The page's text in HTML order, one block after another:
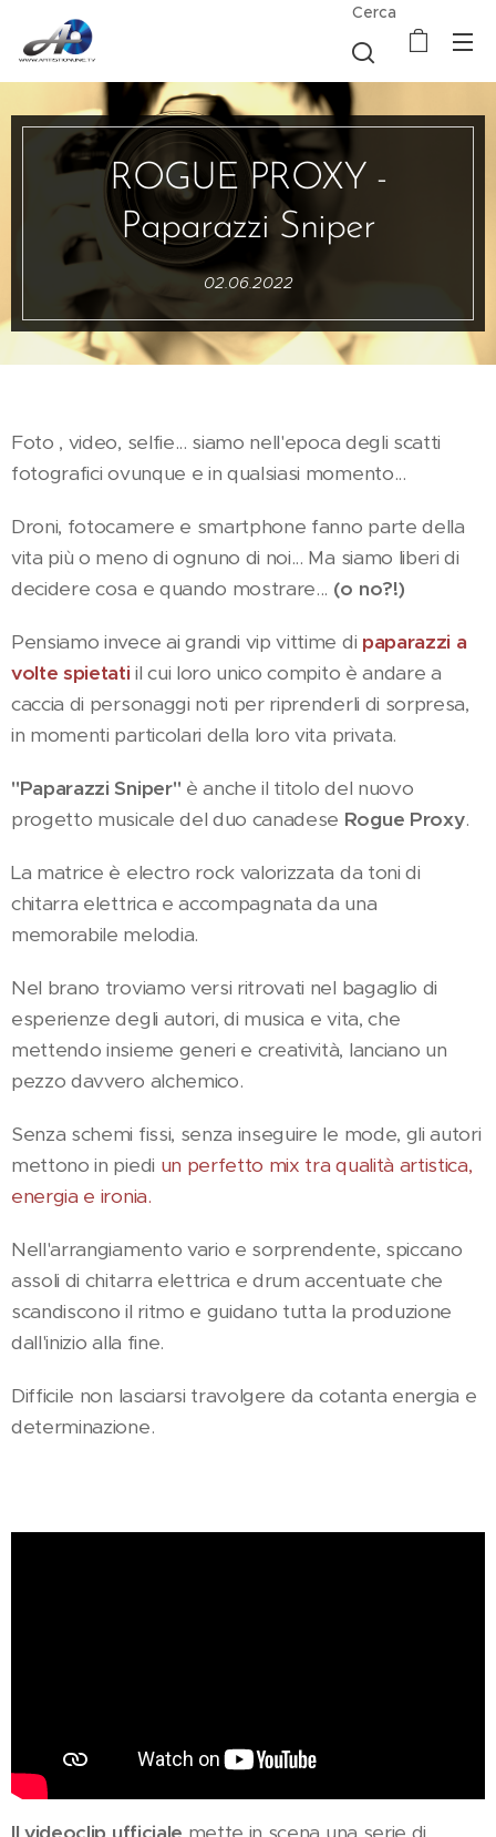
Cerca
ROGUE PROXY -
Paparazzi Sniper
02.06.2022
Foto , video, selfie... siamo nell'epoca degli scatti
fotografici ovunque e in qualsiasi momento...
Droni, fotocamere e smartphone fanno parte della
vita più o meno di ognuno di noi... Ma siamo liberi di
decidere cosa e quando mostrare... (o no?!)
Pensiamo invece ai grandi vip vittime di paparazzi a
volte spietati il cui loro unico compito è andare a
caccia di personaggi noti per riprenderli di sorpresa,
in momenti particolari della loro vita privata.
"Paparazzi Sniper" è anche il titolo del nuovo
progetto musicale del duo canadese Rogue Proxy.
La matrice è electro rock valorizzata da toni di
chitarra elettrica e accompagnata da una
memorabile melodia.
Nel brano troviamo versi ritrovati nel bagaglio di
esperienze degli autori, di musica e vita, che
mettendo insieme generi e creatività, lanciano un
pezzo davvero alchemico.
Senza schemi fissi, senza inseguire le mode, gli autori
mettono in piedi un perfetto mix tra qualità artistica,
energia e ironia.
Nell'arrangiamento vario e sorprendente, spiccano
assoli di chitarra elettrica e drum accentuate che
scandiscono il ritmo e guidano tutta la produzione
dall'inizio alla fine.
Difficile non lasciarsi travolgere da cotanta energia e
determinazione.